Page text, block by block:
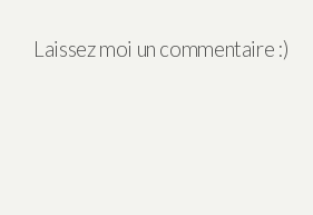
Laissez moi un commentaire :)